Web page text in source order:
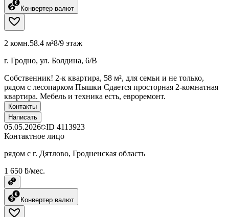
Конвертер валют
2 комн.58.4 м²8/9 этаж
г. Гродно, ул. Болдина, 6/В
Собственник! 2-к квартира, 58 м², для семьи и не только,
рядом с лесопарком Пышки Сдается просторная 2-комнатная
квартира. Мебель и техника есть, евроремонт.
Контакты
Написать
05.05.2026 ID 4113923
Контактное лицо
рядом с г. Дятлово, Гродненская область
1 650 ƃ/мес.
Конвертер валют